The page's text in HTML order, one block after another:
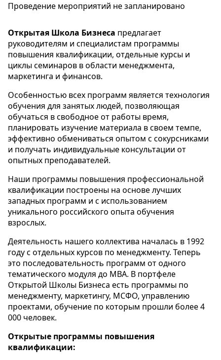
Проведение мероприятий не запланировано
Открытая Школа Бизнеса предлагает
руководителям и специалистам программы
повышения квалификации, отдельные курсы и
циклы семинаров в области менеджмента,
маркетинга и финансов.
Особенностью всех программ является технология
обучения для занятых людей, позволяющая
обучаться в свободное от работы время,
планировать изучение материала в своем темпе,
эффективно обмениваться опытом с сокурсниками
и получать индивидуальные консультации от
опытных преподавателей.
Наши программы повышения профессиональной
квалификации построены на основе лучших
западных программ и с использованием
уникального российского опыта обучения
взрослых.
Деятельность нашего коллектива началась в 1992
году с отдельных курсов по менеджменту. Теперь
это последовательность программ от одного
тематического модуля до МВА. В портфеле
Открытой Школы Бизнеса есть программы по
менеджменту, маркетингу, МСФО, управлению
проектами, обучение по которым прошли более 4
000 человек.
Открытые программы повышения
квалификации: